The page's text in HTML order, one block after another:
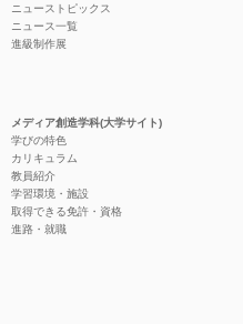
ニューストピックス
ニュース一覧
進級制作展
メディア創造学科(大学サイト)
学びの特色
カリキュラム
教員紹介
学習環境・施設
取得できる免許・資格
進路・就職